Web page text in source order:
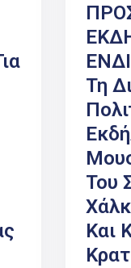
Τη
Του
Και